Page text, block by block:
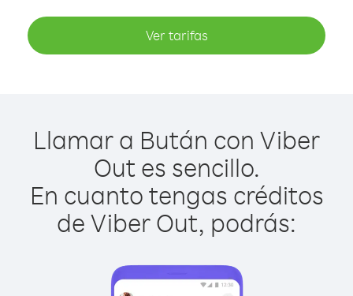
Ver tarifas
Llamar a Bután con Viber
Out es sencillo.
En cuanto tengas créditos
de Viber Out, podrás: